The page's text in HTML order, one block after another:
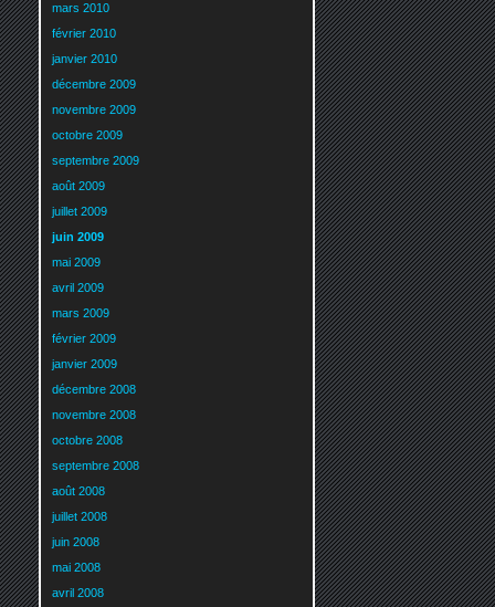
mars 2010
février 2010
janvier 2010
décembre 2009
novembre 2009
octobre 2009
septembre 2009
août 2009
juillet 2009
juin 2009
mai 2009
avril 2009
mars 2009
février 2009
janvier 2009
décembre 2008
novembre 2008
octobre 2008
septembre 2008
août 2008
juillet 2008
juin 2008
mai 2008
avril 2008